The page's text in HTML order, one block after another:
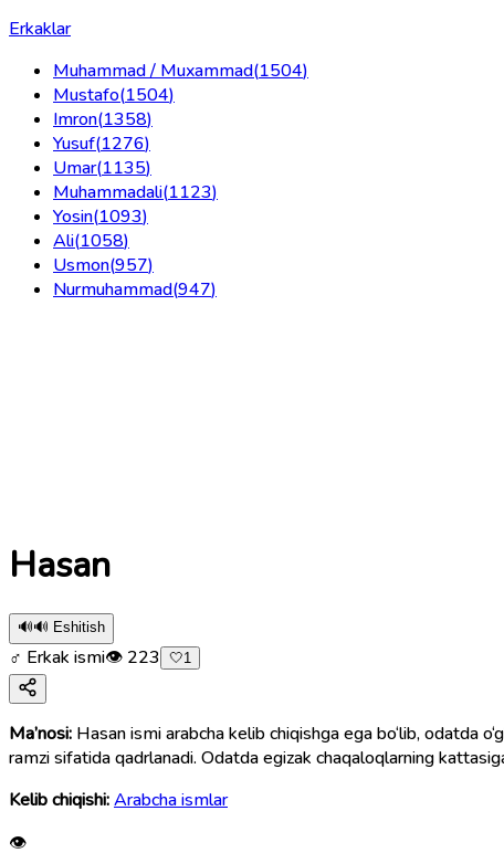
Erkaklar
Muhammad / Muxammad(1504)
Mustafo(1504)
Imron(1358)
Yusuf(1276)
Umar(1135)
Muhammadali(1123)
Yosin(1093)
Ali(1058)
Usmon(957)
Nurmuhammad(947)
Hasan
🔊🔊 Eshitish
♂ Erkak ismi👁 223 🤍1
Ma’nosi: Hasan ismi arabcha kelib chiqishga ega bo‘lib, odatda
ramzi sifatida qadrlanadi. Odatda egizak chaqaloqlarning
Kelib chiqishi:Arabcha ismlar
👁